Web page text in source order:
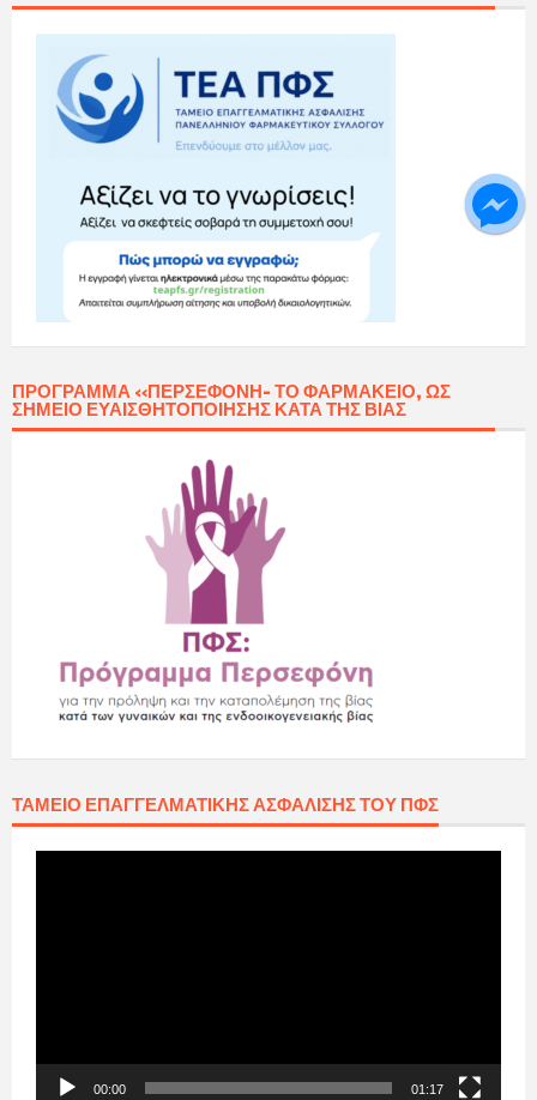
ΠΡΌΓΡΑΜΜΑ «ΠΕΡΣΕΦΌΝΗ- ΤΟ ΦΑΡΜΑΚΕΊΟ, ΩΣ
ΣΗΜΕΊΟ ΕΥΑΙΣΘΗΤΟΠΟΊΗΣΗΣ ΚΑΤΆ ΤΗΣ ΒΊΑΣ
ΤΑΜΕΊΟ ΕΠΑΓΓΕΛΜΑΤΙΚΉΣ ΑΣΦΆΛΙΣΗΣ ΤΟΥ ΠΦΣ
00:00 01:17